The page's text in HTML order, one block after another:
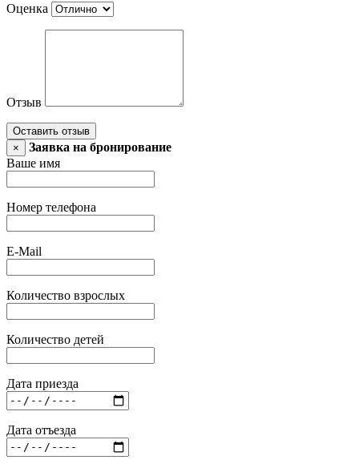
Оценка
Отзыв
Оставить отзыв
×
Заявка на бронирование
Ваше имя
Номер телефона
E-Mail
Количество взрослых
Количество детей
Дата приезда
Дата отъезда